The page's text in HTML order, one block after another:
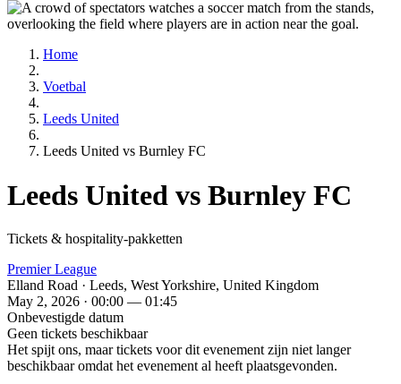
Home
Voetbal
Leeds United
Leeds United vs Burnley FC
Leeds United vs Burnley FC
Tickets & hospitality-pakketten
Premier League
Elland Road · Leeds, West Yorkshire, United Kingdom
May 2, 2026 · 00:00 — 01:45
Onbevestigde datum
Geen tickets beschikbaar
Het spijt ons, maar tickets voor dit evenement zijn niet langer
beschikbaar omdat het evenement al heeft plaatsgevonden.